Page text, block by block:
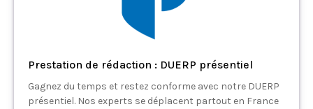
Prestation de rédaction : DUERP présentiel
Gagnez du temps et restez conforme avec notre DUERP
présentiel. Nos experts se déplacent partout en France